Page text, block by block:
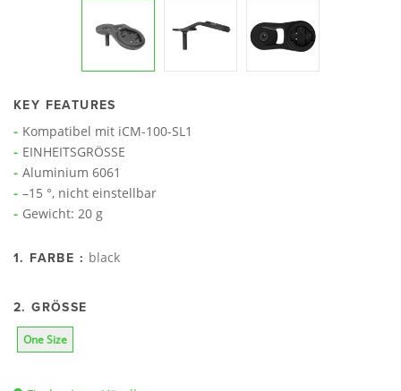
KEY FEATURES
Kompatibel mit iCM-100-SL1
EINHEITSGRÖSSE
Aluminium 6061
–15 °, nicht einstellbar
Gewicht: 20 g
1. FARBE : black
2. GRÖSSE
One Size